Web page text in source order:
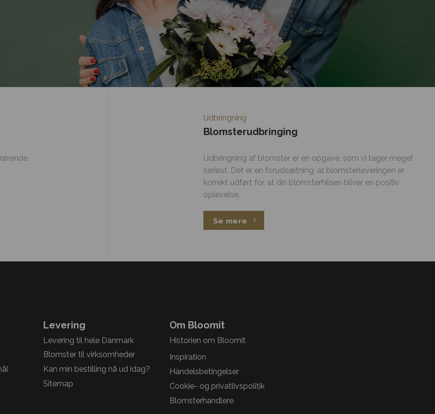
Udbringning
Blomsterudbringing
Udbringning af blomster er en opgave, som vi tager meget
seriøst. Det er en forudsætning, at blomsterleveringen er
korrekt udført for, at din blomsterhilsen bliver en positiv
oplevelse.
Se mere
Levering
Levering til hele Danmark
Blomster til virksomheder
Kan min bestilling nå ud idag?
Sitemap
Om Bloomit
Historien om Bloomit
Inspiration
Handelsbetingelser
Cookie- og privatlivspolitik
Blomsterhandlere